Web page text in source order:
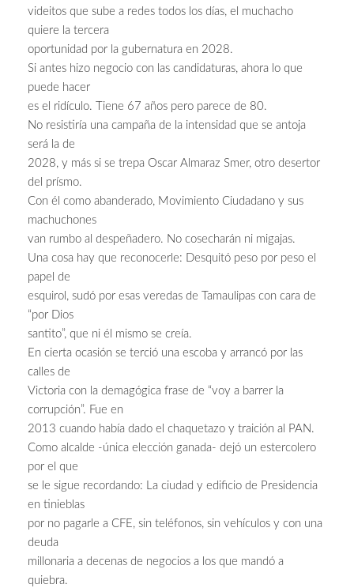
videitos que sube a redes todos los días, el muchacho
quiere la tercera
oportunidad por la gubernatura en 2028.
Si antes hizo negocio con las candidaturas, ahora lo que
puede hacer
es el ridículo. Tiene 67 años pero parece de 80.
No resistiría una campaña de la intensidad que se antoja
será la de
2028, y más si se trepa Oscar Almaraz Smer, otro desertor
del prísmo.
Con él como abanderado, Movimiento Ciudadano y sus
machuchones
van rumbo al despeñadero. No cosecharán ni migajas.
Una cosa hay que reconocerle: Desquitó peso por peso el
papel de
esquirol, sudó por esas veredas de Tamaulipas con cara de
“por Dios
santito”, que ni él mismo se creía.
En cierta ocasión se terció una escoba y arrancó por las
calles de
Victoria con la demagógica frase de “voy a barrer la
corrupción”. Fue en
2013 cuando había dado el chaquetazo y traición al PAN.
Como alcalde -única elección ganada- dejó un estercolero
por el que
se le sigue recordando: La ciudad y edificio de Presidencia
en tinieblas
por no pagarle a CFE, sin teléfonos, sin vehículos y con una
deuda
millonaria a decenas de negocios a los que mandó a
quiebra.